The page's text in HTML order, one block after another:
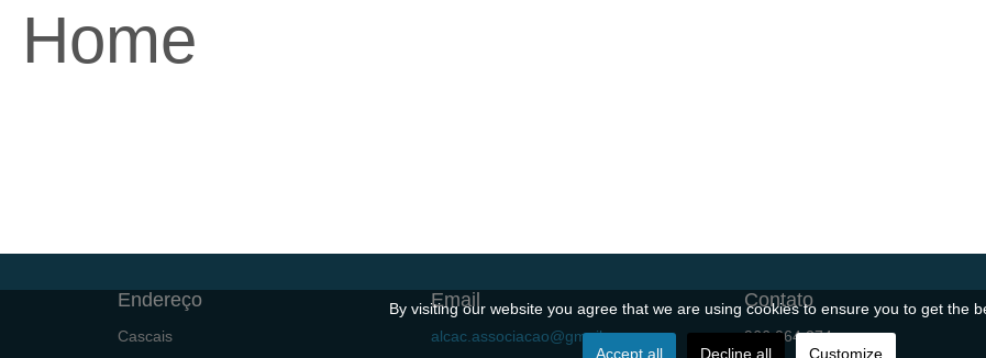
Home
Endereço
Cascais
Email
alcac.associacao@gmail.com
Contato
966 064 274
By visiting our website you agree that we are using cookies to ensure you to get the
Accept all Decline all Customize